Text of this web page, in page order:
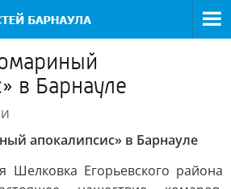
в Барнауле
апокалипсис» в Барнауле
Шелковка Егорьевского района